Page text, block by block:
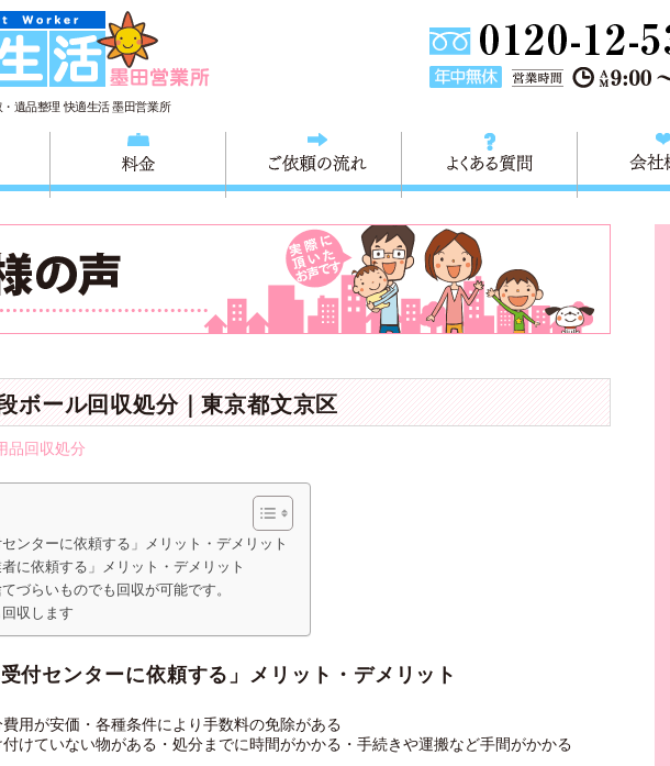
遺品整理 快適生活 墨田営業所
ご依頼の流れ よくある質問
ボール回収処分｜東京都文京区
品回収処分
センターに依頼する」メリット・デメリット
者に依頼する」メリット・デメリット
づらいものでも回収が可能です。
収します
受付センターに依頼する」メリット・デメリット
費用が安価・各種条件により手数料の免除がある
付けていない物がある・処分までに時間がかかる・手続きや運搬など手間がかかる